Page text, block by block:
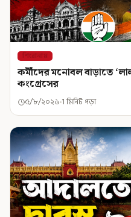
শিরোনাম
কর্মীদের মনোবল বাড়াতে
কংগ্রেসের
৫/৮/২০২৬ 1 মিনিট পড়া